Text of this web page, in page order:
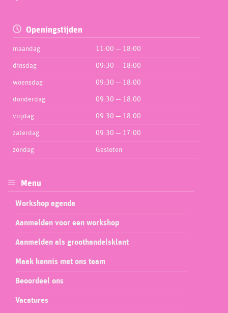
Openingstijden
maandag 11:00 — 18:00
dinsdag 09:30 — 18:00
woensdag 09:30 — 18:00
donderdag 09:30 — 18:00
vrijdag 09:30 — 18:00
zaterdag 09:30 — 17:00
zondag Gesloten
Menu
Workshop agenda
Aanmelden voor een workshop
Aanmelden als groothandelsklant
Maak kennis met ons team
Beoordeel ons
Vacatures